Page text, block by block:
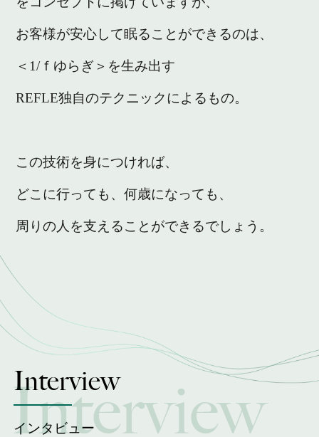
お客様が安心して眠ることができるのは、
＜1/ｆゆらぎ＞を生み出す
REFLE独自のテクニックによるもの。
この技術を身につければ、
どこに行っても、何歳になっても、
周りの人を支えることができるでしょう。
Interview
インタビュー